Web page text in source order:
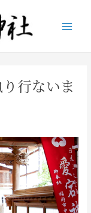
行ないま